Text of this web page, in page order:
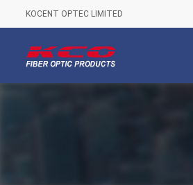
KOCENT OPTEC LIMITED